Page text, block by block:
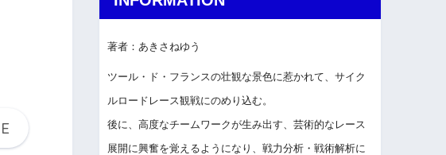
著者：あきさねゆう
ツール・ド・フランスの壮観な景色に惹かれて、サイク
ルロードレース観戦にのめり込む。
後に、高度なチームワークが生み出す、芸術的なレース
展開に興奮を覚えるようになり、戦力分析・戦術解析に